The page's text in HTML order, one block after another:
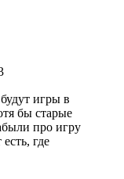
игры в
бы старые
про игру
где